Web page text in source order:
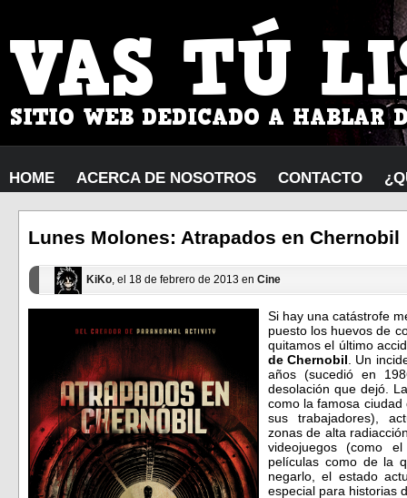
HOME ACERCA DE NOSOTROS CONTACTO
Lunes Molones: Atrapados en Chernobil
KiKo, el 18 de febrero de 2013 en Cine
Si hay una catástrofe
puesto los huevos de
quitamos el último
de Chernobil . Un
años (sucedió en
desolación que dejó.
como la famosa
sus trabajadores),
zonas de alta
videojuegos (como
películas como de la
negarlo, el estado
especial para historias